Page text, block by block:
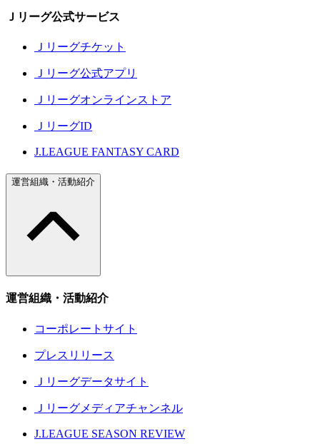
Ｊリーグ公式サービス
Ｊリーグチケット
Ｊリーグ公式アプリ
Ｊリーグオンラインストア
ＪリーグID
J.LEAGUE FANTASY CARD
運営組織・活動紹介
運営組織・活動紹介
コーポレートサイト
プレスリリース
Ｊリーグデータサイト
Ｊリーグメディアチャンネル
J.LEAGUE SEASON REVIEW